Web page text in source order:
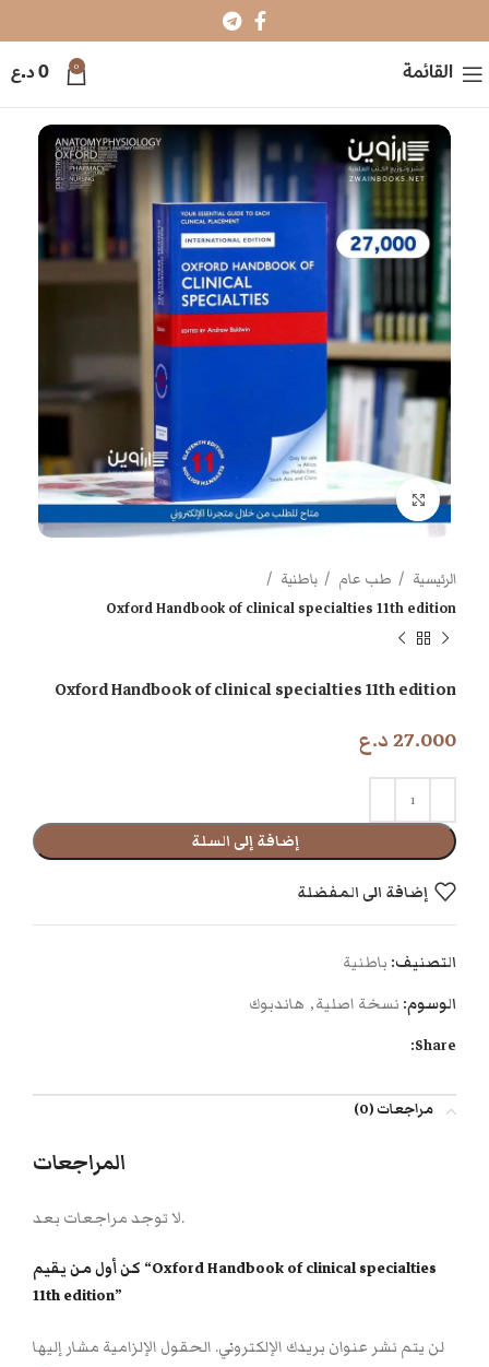
القائمة 0
0د.ع
اضغط للتكبير
الرئيسية طب عام
باطنية
Oxford Handbook of clinical specialties 11th edition
Oxford Handbook of clinical specialties 11th edition
27.000د.ع
إضافة إلى السلة
إضافة الى المفضلة
التصنيف: باطنية
الوسوم: نسخة اصلية, هاندبوك
Share:
مراجعات (0)
المراجعات
لا توجد مراجعات بعد.
كن أول من يقيم “Oxford Handbook of clinical specialties
11th edition”
لن يتم نشر عنوان بريدك الإلكتروني. الحقول الإلزامية مشار إليها